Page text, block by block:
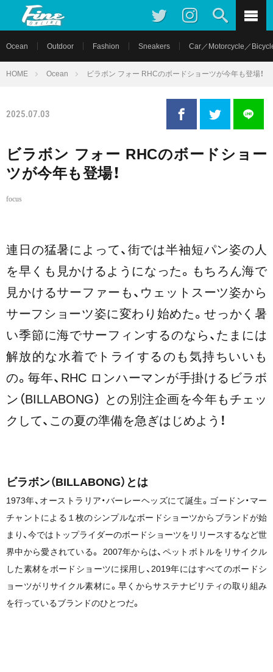
Ocean Outdoor Fashion Sneakers Car／Motorcycle／
HOME Ocean ビラボン フォー RHCのボードショーツが今年も登場！
2025.07.03
ビラボン フォー RHCのボードショー
ツが今年も登場！
focus
連日の猛暑によって、街では半袖短パン姿の人
を早くも見かけるようになった。もちろん海で
見かけるサーファーも、ウェットスーツ姿から
サーフショーツ姿に変わり始めた。せっかく暑
い季節に海でサーフィンするのなら、たまには
解放的な水着でトライするのも気持ちいいも
の。毎年、RHC ロンハーマンが手掛けるビラボ
ン（BILLABONG） との別注企画を今年もチェッ
クして、この夏の準備を急ぎはじめよう！
ビラボン（BILLABONG）とは
1973年、 オーストラリア・バーレーヘッズにて誕生。ゴードン・マー
チャントによる１枚のシンプルなボードショーツからブランドが始
まり、今ではトップライダーのボードショーツをリリースするなど世
界中から愛されている。 2007年からは、ペットボトルをリサイクル
した素材をボードショーツに採用し、2019年にはすべてのボードシ
ョーツがリサイクル素材に。早くからサステナビリティの取り組み
を行っているブランドのひとつだ。